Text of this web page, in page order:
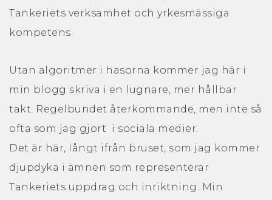
Livskraftsmässan
Om mässan
För utställare
Blogg
Tankeriets verksamhet och yrkesmässiga
kompetens.
Utan algoritmer i hasorna kommer jag här i
min blogg skriva i en lugnare, mer hållbar
takt. Regelbundet återkommande, men inte så
ofta som jag gjort i sociala medier.
Det är här, långt ifrån bruset, som jag kommer
djupdyka i ämnen som representerar
Tankeriets uppdrag och inriktning. Min